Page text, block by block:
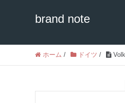
brand note
ホーム / ドイツ /